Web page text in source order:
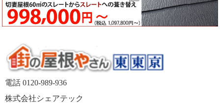
電話 0120-989-936
株式会社シェアテック